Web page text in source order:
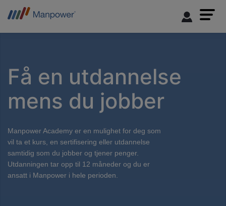
Få en utdannelse
mens du jobber
Manpower Academy er en mulighet for deg som
vil ta et kurs, en sertifisering eller utdannelse
samtidig som du jobber og tjener penger.
Utdanningen tar opp til 12 måneder og du er
ansatt i Manpower i hele perioden.